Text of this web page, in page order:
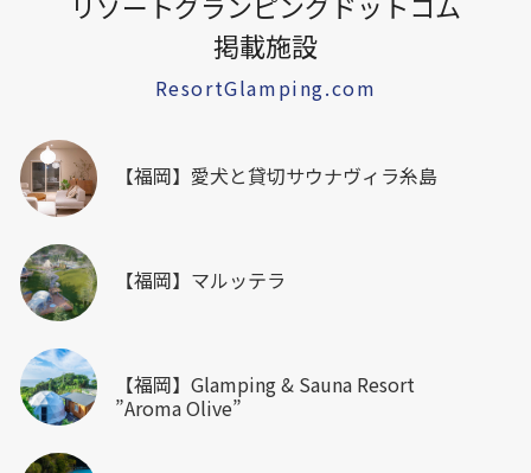
掲載施設
ResortGlamping.com
【福岡】愛犬と貸切サウナヴィラ糸島
【福岡】マルッテラ
【福岡】Glamping & Sauna Resort
”Aroma Olive”